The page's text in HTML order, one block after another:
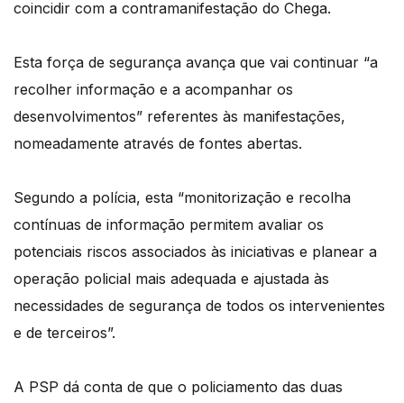
coincidir com a contramanifestação do Chega.
Esta força de segurança avança que vai continuar “a
recolher informação e a acompanhar os
desenvolvimentos” referentes às manifestações,
nomeadamente através de fontes abertas.
Segundo a polícia, esta “monitorização e recolha
contínuas de informação permitem avaliar os
potenciais riscos associados às iniciativas e planear a
operação policial mais adequada e ajustada às
necessidades de segurança de todos os intervenientes
e de terceiros”.
A PSP dá conta de que o policiamento das duas